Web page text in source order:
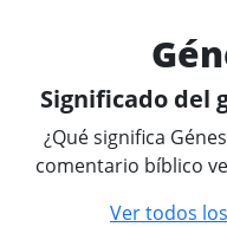
Significado del
¿Qué significa
comentario bíblico
Ver todos